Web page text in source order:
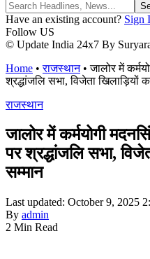
Have an existing account? Sign
Follow US
© Update India 24x7 By
Home •राजस्थान•जालोर में
श्रद्धांजलि सभा, विजेता खिलाड़ियों
राजस्थान
जालोर में कर्मयोगी
पर श्रद्धांजलि सभा,
सम्मान
Last updated: October 9, 2025
By admin
2 Min Read